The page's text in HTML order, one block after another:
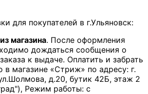
для покупателей в г.Ульяновск:
магазина. После оформления
дождаться сообщения о
к выдаче. Оплатить и забрать
в магазине «Стриж» по адресу: г.
д.20, бутик 42Б, этаж 2
Режим работы: с